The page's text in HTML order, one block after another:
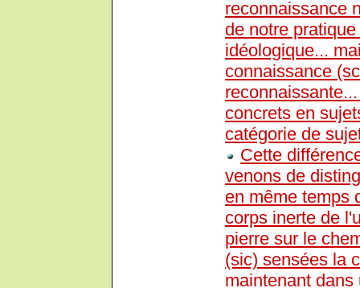
reconnaissance
de notre
idéologique...
connaissance
concrets en
catégorie de
Cette
venons de
en même temps
corps inerte de
pierre sur le
(sic) sensées la
maintenant